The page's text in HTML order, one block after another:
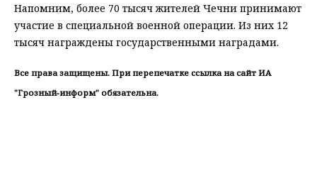
Напомним, более 70 тысяч жителей Чечни принимают
участие в специальной военной операции. Из них 12
тысяч награждены государственными наградами.
Все права защищены. При перепечатке ссылка на сайт ИА
"Грозный-информ" обязательна.